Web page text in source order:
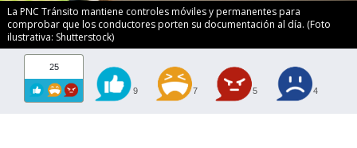
La PNC Tránsito mantiene controles móviles y permanentes para
comprobar que los conductores porten su documentación al día. (Foto
ilustrativa: Shutterstock)
25
9 7 5 4